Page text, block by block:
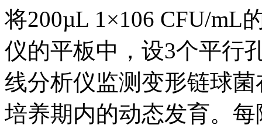
将200µL 1×106 CFU/mL
仪的平板中，设3个平行
线分析仪监测变形链球
培养期内的动态发育。